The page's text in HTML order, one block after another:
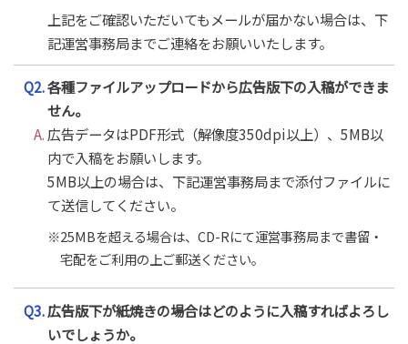
上記をご確認いただいてもメールが届かない場合は、下
記運営事務局までご連絡をお願いいたします。
Q2.各種ファイルアップロードから広告版下の入稿ができま
せん。
A. 広告データはPDF形式（解像度350dpi以上）、5MB以
内で入稿をお願いします。
5MB以上の場合は、下記運営事務局まで添付ファイルに
て送信してください。
※25MBを超える場合は、CD-Rにて運営事務局まで書留・
宅配をご利用の上ご郵送ください。
Q3.広告版下が紙焼きの場合はどのように入稿すればよろし
いでしょうか。